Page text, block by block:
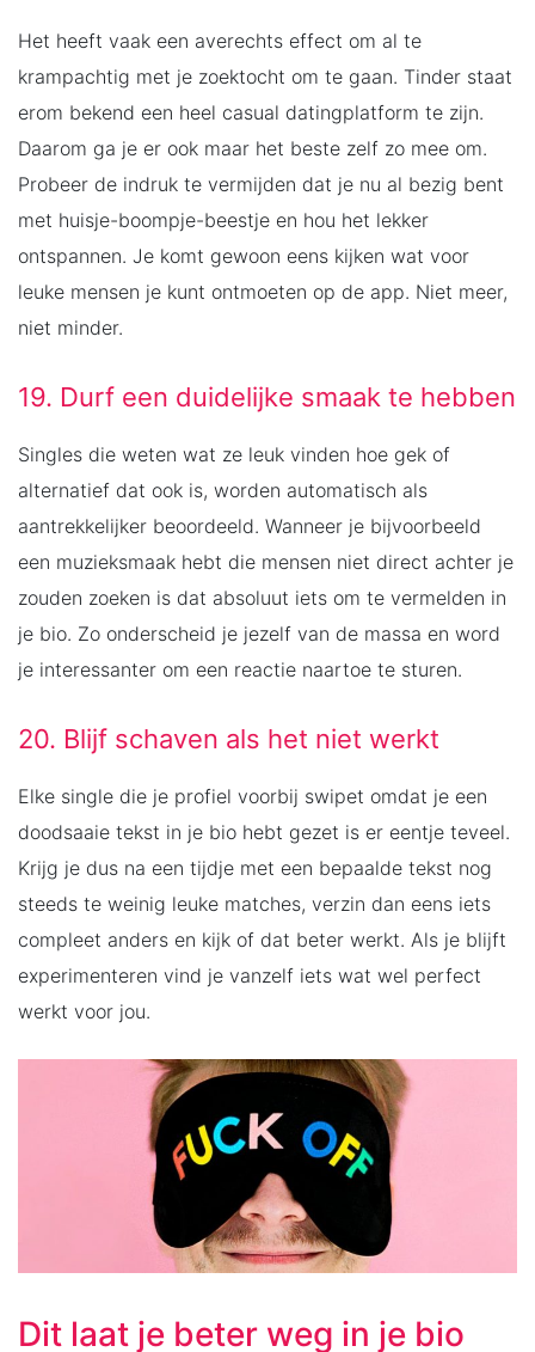
Het heeft vaak een averechts effect om al te
krampachtig met je zoektocht om te gaan. Tinder staat
erom bekend een heel casual datingplatform te zijn.
Daarom ga je er ook maar het beste zelf zo mee om.
Probeer de indruk te vermijden dat je nu al bezig bent
met huisje-boompje-beestje en hou het lekker
ontspannen. Je komt gewoon eens kijken wat voor
leuke mensen je kunt ontmoeten op de app. Niet meer,
niet minder.
19. Durf een duidelijke smaak te hebben
Singles die weten wat ze leuk vinden hoe gek of
alternatief dat ook is, worden automatisch als
aantrekkelijker beoordeeld. Wanneer je bijvoorbeeld
een muzieksmaak hebt die mensen niet direct achter je
zouden zoeken is dat absoluut iets om te vermelden in
je bio. Zo onderscheid je jezelf van de massa en word
je interessanter om een reactie naartoe te sturen.
20. Blijf schaven als het niet werkt
Elke single die je profiel voorbij swipet omdat je een
doodsaaie tekst in je bio hebt gezet is er eentje teveel.
Krijg je dus na een tijdje met een bepaalde tekst nog
steeds te weinig leuke matches, verzin dan eens iets
compleet anders en kijk of dat beter werkt. Als je blijft
experimenteren vind je vanzelf iets wat wel perfect
werkt voor jou.
Dit laat je beter weg in je bio